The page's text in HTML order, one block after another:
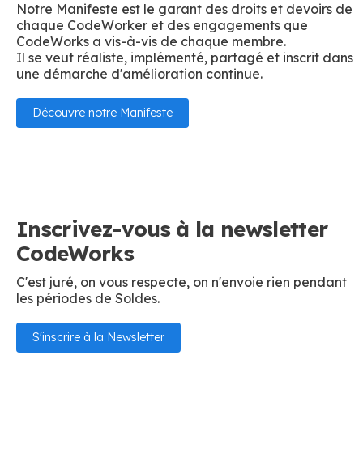
Notre Manifeste est le garant des droits et devoirs de
chaque CodeWorker et des engagements que
CodeWorks a vis-à-vis de chaque membre.
Il se veut réaliste, implémenté, partagé et inscrit dans
une démarche d'amélioration continue.
Découvre notre Manifeste
Inscrivez-vous à la newsletter
CodeWorks
C'est juré, on vous respecte, on n'envoie rien pendant
les périodes de Soldes.
S'inscrire à la Newsletter